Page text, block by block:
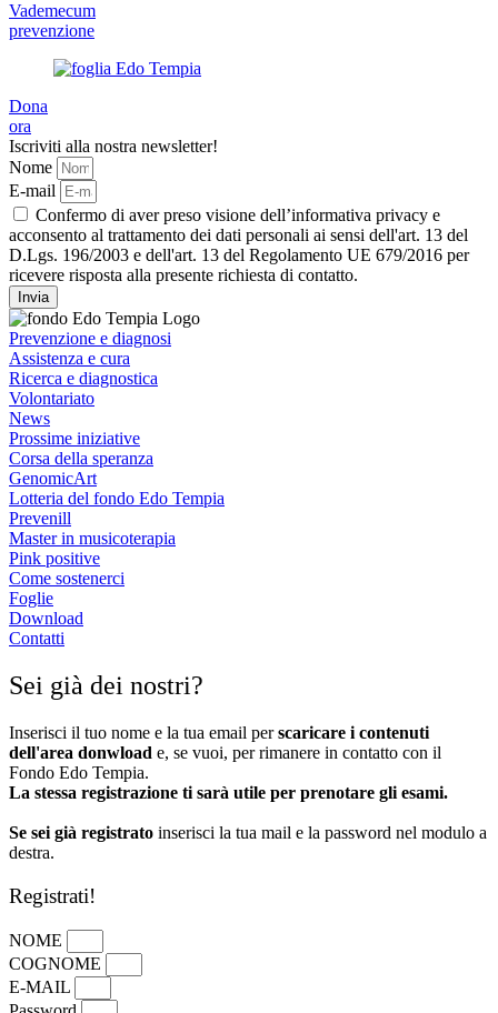
Vademecum
prevenzione
Dona
ora
Iscriviti alla nostra newsletter!
Nome
E-mail
Confermo di aver preso visione dell’informativa privacy e
acconsento al trattamento dei dati personali ai sensi dell'art. 13 del
D.Lgs. 196/2003 e dell'art. 13 del Regolamento UE 679/2016 per
ricevere risposta alla presente richiesta di contatto.
Invia
Prevenzione e diagnosi
Assistenza e cura
Ricerca e diagnostica
Volontariato
News
Prossime iniziative
Corsa della speranza
GenomicArt
Lotteria del fondo Edo Tempia
Prevenill
Master in musicoterapia
Pink positive
Come sostenerci
Foglie
Download
Contatti
Sei già dei nostri?
Inserisci il tuo nome e la tua email perscaricare i contenuti
dell'area donwload e, se vuoi, per rimanere in contatto con il
Fondo Edo Tempia.
La stessa registrazione ti sarà utile per prenotare gli esami.
Se sei già registrato inserisci la tua mail e la password nel modulo a
destra.
Registrati!
NOME
COGNOME
E-MAIL